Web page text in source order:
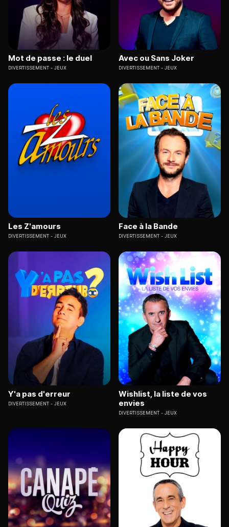
Mot de passe : le duel
DIVERTISSEMENT JEUX
Avec ou Sans Joker
DIVERTISSEMENT JEUX
Les Z'amours
DIVERTISSEMENT JEUX
Face à la Bande
DIVERTISSEMENT JEUX
Y'a pas d'erreur
DIVERTISSEMENT JEUX
Wishlist, la liste de vos
envies
DIVERTISSEMENT JEUX